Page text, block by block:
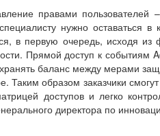
правами
нужно оставаться
в первую очередь, исходя из
Прямой доступ к событиям
баланс между мерами
Таким образом заказчики
доступов и легко
директора по